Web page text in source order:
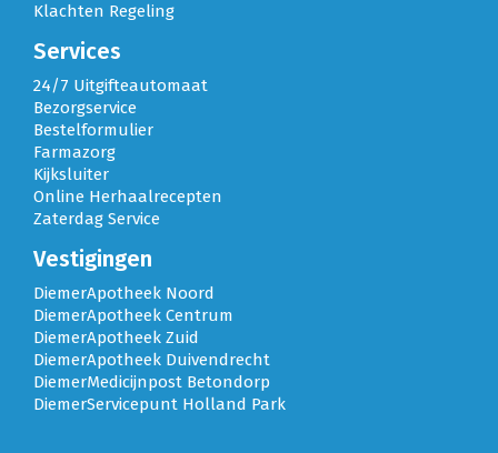
Klachten Regeling
Services
24/7 Uitgifteautomaat
Bezorgservice
Bestelformulier
Farmazorg
Kijksluiter
Online Herhaalrecepten
Zaterdag Service
Vestigingen
DiemerApotheek Noord
DiemerApotheek Centrum
DiemerApotheek Zuid
DiemerApotheek Duivendrecht
DiemerMedicijnpost Betondorp
DiemerServicepunt Holland Park